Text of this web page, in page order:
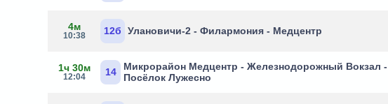
4м
10:38 12б Улановичи-2 - Филармония - Медцентр
1ч 30м
12:04 14
Микрорайон Медцентр - Железнодорожный Вокзал -
Посёлок Лужесно